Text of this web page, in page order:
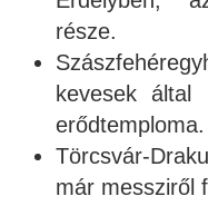
része.
kevesek által
erődtemploma.
Törcsvár-
már messziről